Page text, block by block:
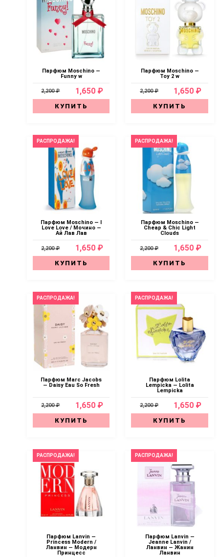
Парфюм Moschino —
Funny w
2,200 ₽ 1,650 ₽
КУПИТЬ
Парфюм Moschino —
Toy 2 w
2,200 ₽ 1,650 ₽
КУПИТЬ
РАСПРОДАЖА!
Парфюм Moschino — I
Love Love / Мочино —
Ай Лав Лав
2,200 ₽ 1,650 ₽
КУПИТЬ
РАСПРОДАЖА!
Парфюм Moschino —
Cheap & Chic Light
Clouds
2,200 ₽ 1,650 ₽
КУПИТЬ
РАСПРОДАЖА!
Парфюм Marc Jacobs
— Daisy Eau So Fresh
2,200 ₽ 1,650 ₽
КУПИТЬ
РАСПРОДАЖА!
Парфюм Lolita
Lempicka — Lolita
Lempicka
2,200 ₽ 1,650 ₽
КУПИТЬ
РАСПРОДАЖА!
Парфюм Lanvin —
Princess Modern /
Ланвин — Модерн
Принцесс
РАСПРОДАЖА!
Парфюм Lanvin —
Jeanne Lanvin /
Ланвин — Жанин
Ланвин